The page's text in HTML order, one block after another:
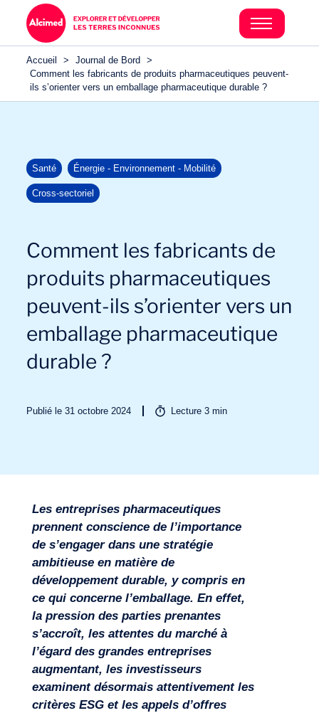
Accueil > Journal de Bord
>
Comment les fabricants de produits pharmaceutiques peuvent-
ils s’orienter vers un emballage pharmaceutique durable ?
Santé Énergie - Environnement - Mobilité
Cross-sectoriel
Comment les fabricants de
produits pharmaceutiques
peuvent-ils s’orienter vers un
emballage pharmaceutique
durable ?
Publié le 31 octobre 2024 Lecture3 min
Les entreprises pharmaceutiques
prennent conscience de l’importance
de s’engager dans une stratégie
ambitieuse en matière de
développement durable, y compris en
ce qui concerne l’emballage. En effet,
la pression des parties prenantes
s’accroît, les attentes du marché à
l’égard des grandes entreprises
augmentant, les investisseurs
examinent désormais attentivement les
critères ESG et les appels d’offres